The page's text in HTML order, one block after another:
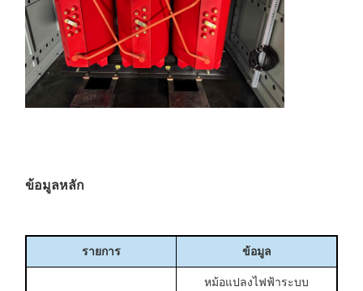
ข้อมูลหลัก
รายการ ข้อมูล
หม้อแปลงไฟฟ้าระบบ